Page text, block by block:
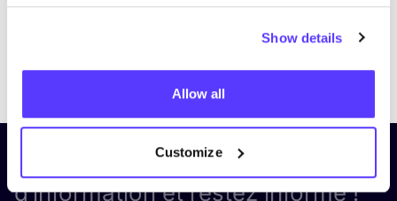
Show details
Allow all
Customize
Inscrivez-vous à notre lettre
d’information et restez informé !